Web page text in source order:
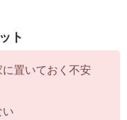
ト
置いておく不安